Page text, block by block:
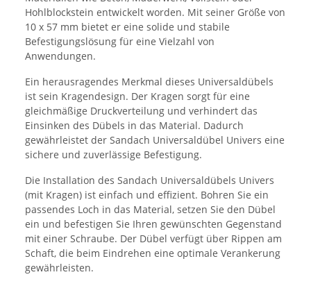
Hohlblockstein entwickelt worden. Mit seiner Größe von
10 x 57 mm bietet er eine solide und stabile
Befestigungslösung für eine Vielzahl von
Anwendungen.
Ein herausragendes Merkmal dieses Universaldübels
ist sein Kragendesign. Der Kragen sorgt für eine
gleichmäßige Druckverteilung und verhindert das
Einsinken des Dübels in das Material. Dadurch
gewährleistet der Sandach Universaldübel Univers eine
sichere und zuverlässige Befestigung.
Die Installation des Sandach Universaldübels Univers
(mit Kragen) ist einfach und effizient. Bohren Sie ein
passendes Loch in das Material, setzen Sie den Dübel
ein und befestigen Sie Ihren gewünschten Gegenstand
mit einer Schraube. Der Dübel verfügt über Rippen am
Schaft, die beim Eindrehen eine optimale Verankerung
gewährleisten.